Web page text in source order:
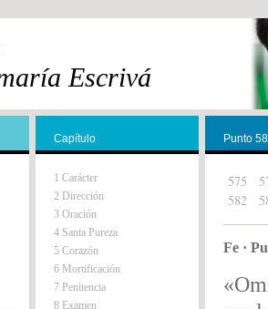
Escrivá
Capítulo
1 Carácter
2 Dirección
3 Oración
4 Santa Pureza
5 Corazón
6 Mortificación
7 Penitencia
8 Examen
Punto
575
582
Fe ·